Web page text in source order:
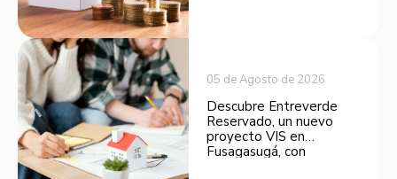
05 de Agosto de 2026
Descubre Entreverde
Reservado, un nuevo
proyecto VIS en
Fusagasugá, con